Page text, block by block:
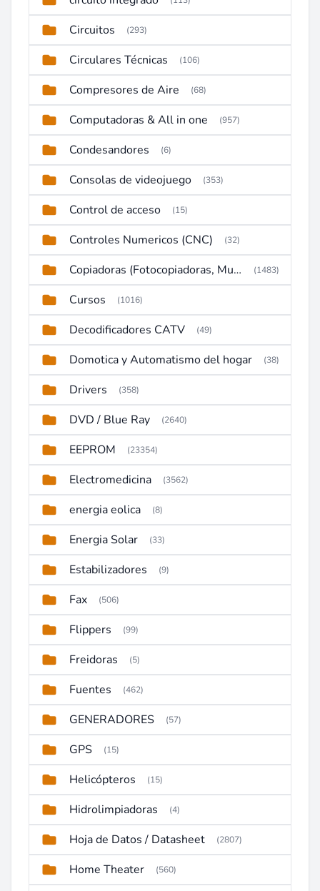
Circuitos (293)
Circulares Técnicas (106)
Compresores de Aire (68)
Computadoras & All in one (957)
Condesandores (6)
Consolas de videojuego (353)
Control de acceso (15)
Controles Numericos (CNC) (32)
Copiadoras (Fotocopiadoras, Multifunctions, Ploter, etc) (1483)
Cursos (1016)
Decodificadores CATV (49)
Domotica y Automatismo del hogar (38)
Drivers (358)
DVD / Blue Ray (2640)
EEPROM (23354)
Electromedicina (3562)
energia eolica (8)
Energia Solar (33)
Estabilizadores (9)
Fax (506)
Flippers (99)
Freidoras (5)
Fuentes (462)
GENERADORES (57)
GPS (15)
Helicópteros (15)
Hidrolimpiadoras (4)
Hoja de Datos / Datasheet (2807)
Home Theater (560)